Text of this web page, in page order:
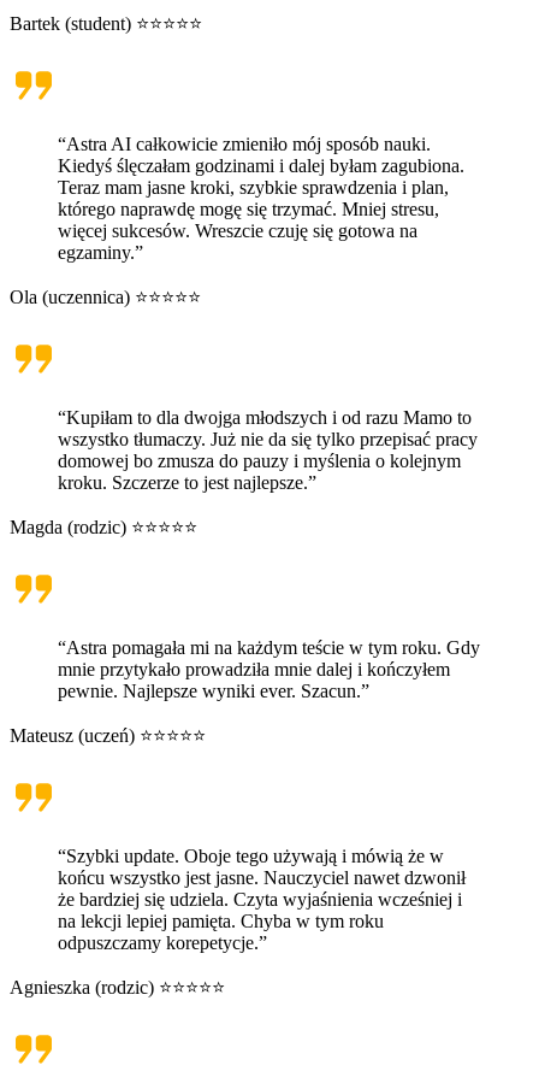
Bartek (student) ⭐⭐⭐⭐⭐
“Astra AI całkowicie zmieniło mój sposób nauki.
Kiedyś ślęczałam godzinami i dalej byłam zagubiona.
Teraz mam jasne kroki, szybkie sprawdzenia i plan,
którego naprawdę mogę się trzymać. Mniej stresu,
więcej sukcesów. Wreszcie czuję się gotowa na
egzaminy.”
Ola (uczennica) ⭐⭐⭐⭐⭐
“Kupiłam to dla dwojga młodszych i od razu Mamo to
wszystko tłumaczy. Już nie da się tylko przepisać pracy
domowej bo zmusza do pauzy i myślenia o kolejnym
kroku. Szczerze to jest najlepsze.”
Magda (rodzic) ⭐⭐⭐⭐⭐
“Astra pomagała mi na każdym teście w tym roku. Gdy
mnie przytykało prowadziła mnie dalej i kończyłem
pewnie. Najlepsze wyniki ever. Szacun.”
Mateusz (uczeń) ⭐⭐⭐⭐⭐
“Szybki update. Oboje tego używają i mówią że w
końcu wszystko jest jasne. Nauczyciel nawet dzwonił
że bardziej się udziela. Czyta wyjaśnienia wcześniej i
na lekcji lepiej pamięta. Chyba w tym roku
odpuszczamy korepetycje.”
Agnieszka (rodzic) ⭐⭐⭐⭐⭐